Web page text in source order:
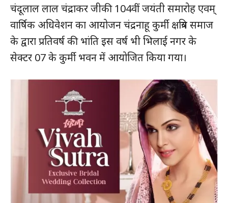
चंदूलाल लाल चंद्राकर जीकी 104वीं जयंती समारोह एवम्
वार्षिक अधिवेशन का आयोजन चंद्रनाहू कुर्मी क्षत्रिय समाज
के द्वारा प्रतिवर्ष की भांति इस वर्ष भी भिलाई नगर के
सेक्टर 07 के कुर्मी भवन में आयोजित किया गया।